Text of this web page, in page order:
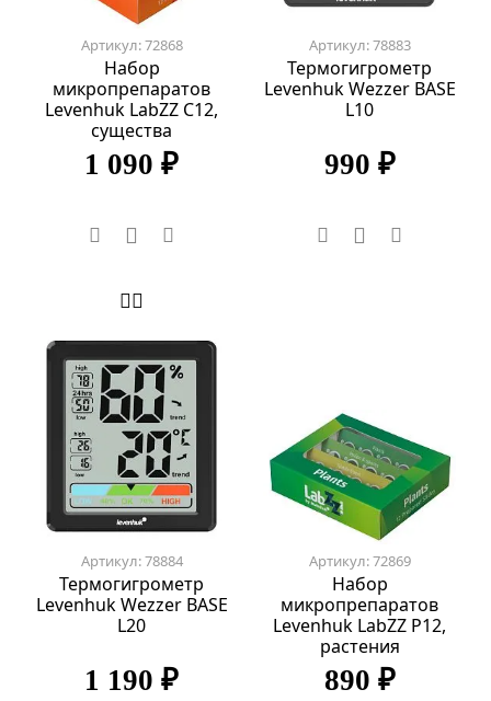
Артикул: 72868
Набор
микропрепаратов
Levenhuk LabZZ C12,
существа
1 090 ₽
Артикул: 78883
Термогигрометр
Levenhuk Wezzer BASE
L10
990 ₽
Артикул: 78884
Термогигрометр
Levenhuk Wezzer BASE
L20
1 190 ₽
Артикул: 72869
Набор
микропрепаратов
Levenhuk LabZZ P12,
растения
890 ₽